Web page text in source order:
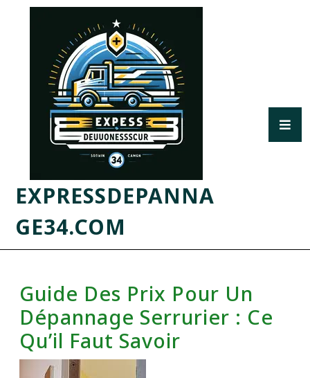
EXPRESSDEPANNA
GE34.COM
Guide Des Prix Pour Un
Dépannage Serrurier : Ce
Qu’il Faut Savoir